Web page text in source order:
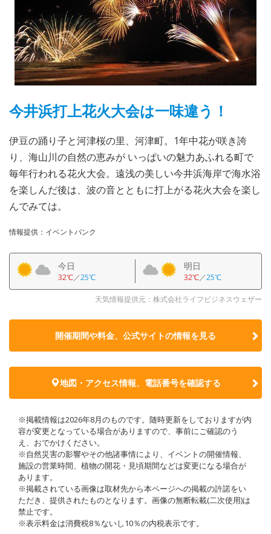
今井浜打上花火大会は一味違う！
伊豆の踊り子と河津桜の里、河津町。1年中花が咲き誇
り、海山川の自然の恵みが いっぱいの魅力あふれる町で
毎年行われる花火大会。遠浅の美しい今井浜海岸で海水浴
を楽しんだ後は、波の音とともに打上がる花火大会を楽し
んでみては。
情報提供：イベントバンク
今日
32℃／25℃
明日
32℃／25℃
天気情報提供元：株式会社ライフビジネスウェザー
開催期間や料金、公式サイトの情報を見る
地図・アクセス情報、電話番号を確認する
※掲載情報は2026年8月のものです。随時更新をしておりますが内
容が変更となっている場合がありますので、事前にご確認のう
え、おでかけください。
※自然災害の影響やその他諸事情により、イベントの開催情報、
施設の営業時間、植物の開花・見頃期間などは変更になる場合が
あります。
※掲載されている画像は取材先から本ページへの掲載の許諾をい
ただき、提供されたものとなります。画像の無断転載(二次使用)は
禁止です。
※表示料金は消費税8％ないし10％の内税表示です。